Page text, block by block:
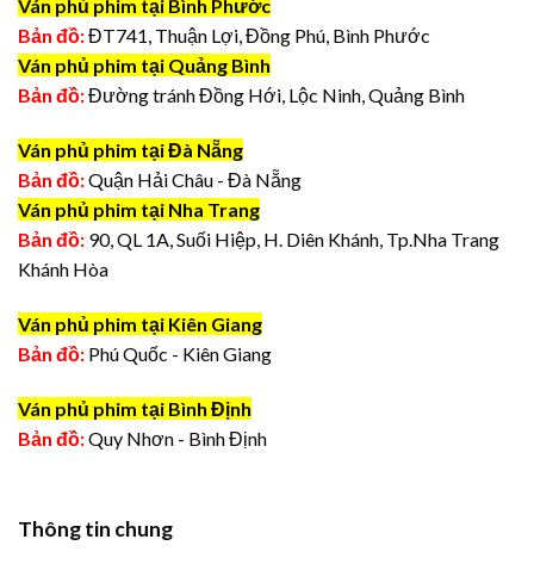
Ván phủ phim tại Bình Phước
Bản đồ:ĐT741, Thuận Lợi, Đồng Phú, Bình Phước
Ván phủ phim tại Quảng Bình
Bản đồ:Đường tránh Đồng Hới, Lộc Ninh, Quảng Bình
Ván phủ phim tại Đà Nẵng
Bản đồ:Quận Hải Châu - Đà Nẵng
Ván phủ phim tại Nha Trang
Bản đồ: 90, QL 1A, Suối Hiệp, H. Diên Khánh, Tp.Nha Trang
Khánh Hòa
Ván phủ phim tại Kiên Giang
Bản đồ: Phú Quốc - Kiên Giang
Ván phủ phim tại Bình Định
Bản đồ:Quy Nhơn - Bình Định
Thông tin chung